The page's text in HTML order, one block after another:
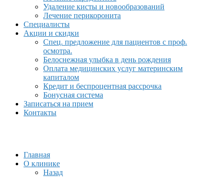
Удаление кисты и новообразований
Лечение перикоронита
Специалисты
Акции и скидки
Спец. предложение для пациентов с проф.
осмотра.
Белоснежная улыбка в день рождения
Оплата медицинских услуг материнским
капиталом
Кредит и беспроцентная рассрочка
Бонусная система
Записаться на прием
Контакты
Главная
О клинике
Назад